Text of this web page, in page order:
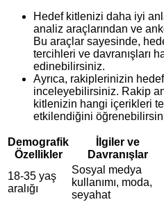
Hedef kitlenizi daha iyi
analiz araçlarından ve
Bu araçlar sayesinde,
tercihleri ve davranışları
edinebilirsiniz.
Ayrıca, rakiplerinizin
inceleyebilirsiniz. Rakip
kitlenizin hangi içerikleri
etkilendiğini
Demografik
Özellikler
İlgiler ve
Davranışlar
18-35 yaş
aralığı
Sosyal medya
kullanımı, moda,
seyahat